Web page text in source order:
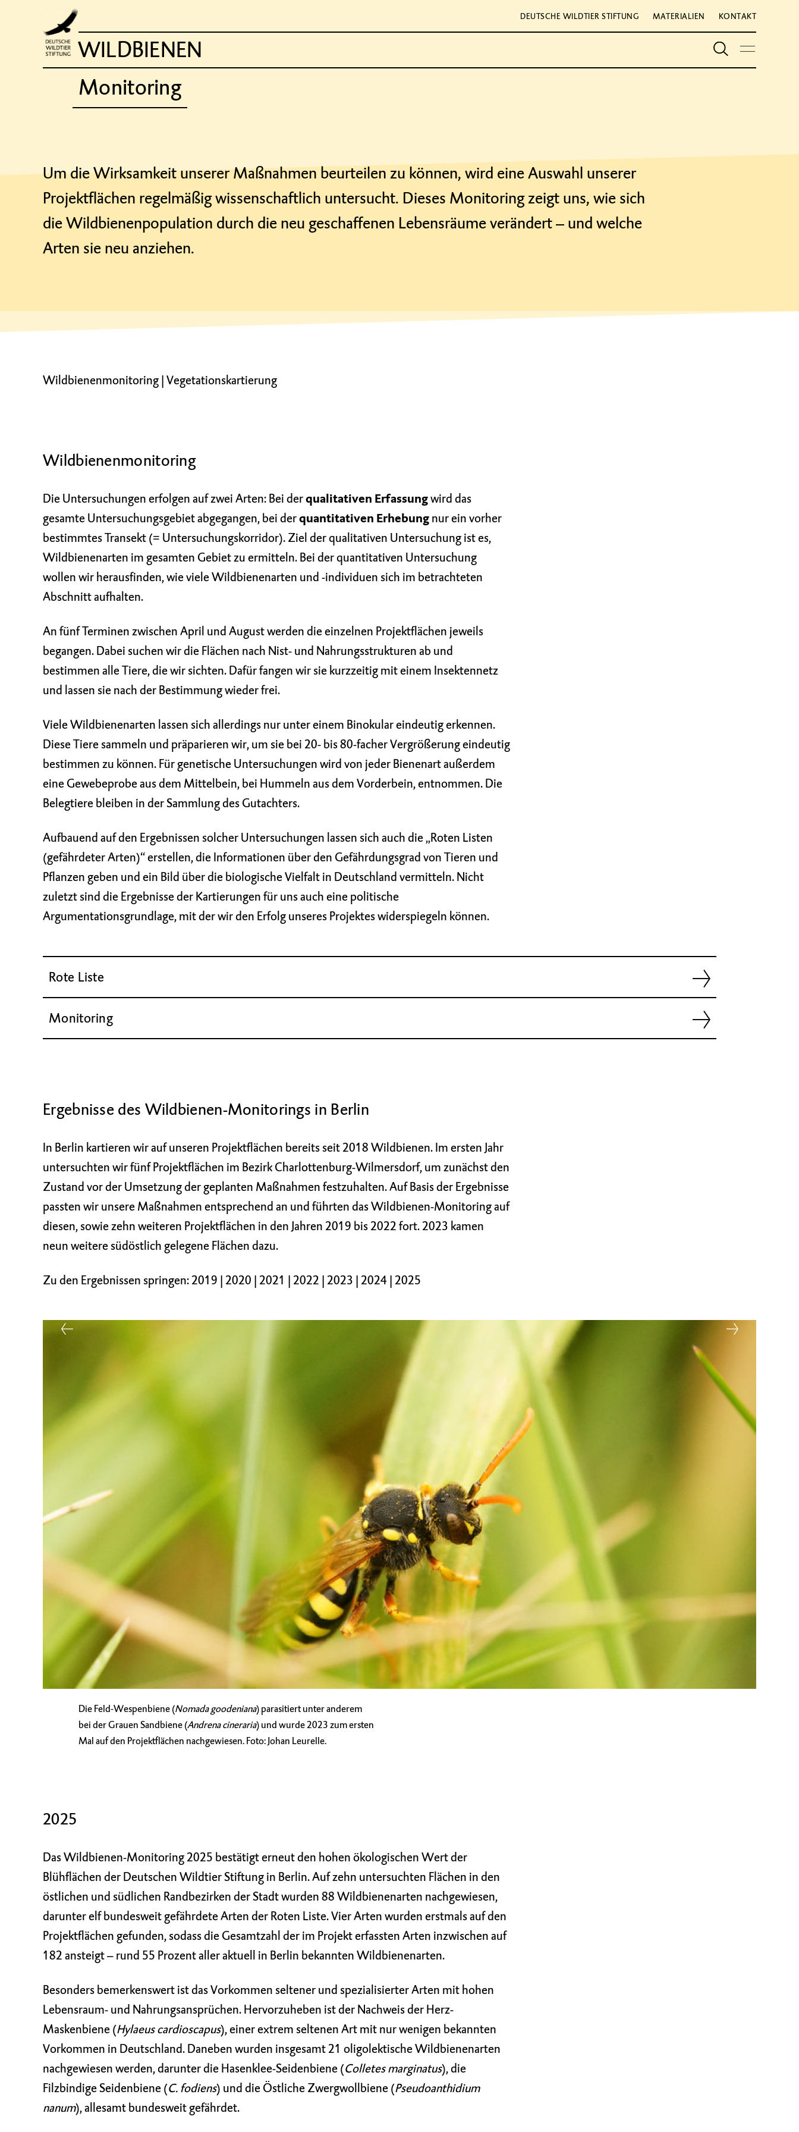
DEUTSCHE WILDTIER STIFTUNG MATERIALIEN KONTAKT
WILDBIENEN
Monitoring
Um die Wirksamkeit unserer Maßnahmen beurteilen zu können, wird eine Auswahl unserer
Projektflächen regelmäßig wissenschaftlich untersucht. Dieses Monitoring zeigt uns, wie sich
die Wildbienenpopulation durch die neu geschaffenen Lebensräume verändert – und welche
Arten sie neu anziehen.
Wildbienenmonitoring | Vegetationskartierung
Wildbienenmonitoring
Die Untersuchungen erfolgen auf zwei Arten: Bei derqualitativen Erfassungwird das
gesamte Untersuchungsgebiet abgegangen, bei derquantitativen Erhebung nur ein vorher
bestimmtes Transekt (= Untersuchungskorridor). Ziel der qualitativen Untersuchung ist es,
Wildbienenarten im gesamten Gebiet zu ermitteln. Bei der quantitativen Untersuchung
wollen wir herausfinden, wie viele Wildbienenarten und -individuen sich im betrachteten
Abschnitt aufhalten.
An fünf Terminen zwischen April und August werden die einzelnen Projektflächen jeweils
begangen. Dabei suchen wir die Flächen nach Nist- und Nahrungsstrukturen ab und
bestimmen alle Tiere, die wir sichten. Dafür fangen wir sie kurzzeitig mit einem Insektennetz
und lassen sie nach der Bestimmung wieder frei.
Viele Wildbienenarten lassen sich allerdings nur unter einem Binokular eindeutig erkennen.
Diese Tiere sammeln und präparieren wir, um sie bei 20- bis 80-facher Vergrößerung eindeutig
bestimmen zu können. Für genetische Untersuchungen wird von jeder Bienenart außerdem
eine Gewebeprobe aus dem Mittelbein, bei Hummeln aus dem Vorderbein, entnommen. Die
Belegtiere bleiben in der Sammlung des Gutachters.
Aufbauend auf den Ergebnissen solcher Untersuchungen lassen sich auch die „Roten Listen
(gefährdeter Arten)“ erstellen, die Informationen über den Gefährdungsgrad von Tieren und
Pflanzen geben und ein Bild über die biologische Vielfalt in Deutschland vermitteln. Nicht
zuletzt sind die Ergebnisse der Kartierungen für uns auch eine politische
Argumentationsgrundlage, mit der wir den Erfolg unseres Projektes widerspiegeln können.
Rote Liste
Monitoring
Ergebnisse des Wildbienen-Monitorings in Berlin
In Berlin kartieren wir auf unseren Projektflächen bereits seit 2018 Wildbienen. Im ersten Jahr
untersuchten wir fünf Projektflächen im Bezirk Charlottenburg-Wilmersdorf, um zunächst den
Zustand vor der Umsetzung der geplanten Maßnahmen festzuhalten. Auf Basis der Ergebnisse
passten wir unsere Maßnahmen entsprechend an und führten das Wildbienen-Monitoring auf
diesen, sowie zehn weiteren Projektflächen in den Jahren 2019 bis 2022 fort. 2023 kamen
neun weitere südöstlich gelegene Flächen dazu.
Zu den Ergebnissen springen: 2019 | 2020 | 2021 | 2022 | 2023 | 2024 | 2025
Die Feld-Wespenbiene (Nomada goodeniana) parasitiert unter anderem
bei der Grauen Sandbiene (Andrena cineraria) und wurde 2023 zum ersten
Mal auf den Projektflächen nachgewiesen. Foto: Johan Leurelle.
2025
Das Wildbienen-Monitoring 2025 bestätigt erneut den hohen ökologischen Wert der
Blühflächen der Deutschen Wildtier Stiftung in Berlin. Auf zehn untersuchten Flächen in den
östlichen und südlichen Randbezirken der Stadt wurden 88 Wildbienenarten nachgewiesen,
darunter elf bundesweit gefährdete Arten der Roten Liste. Vier Arten wurden erstmals auf den
Projektflächen gefunden, sodass die Gesamtzahl der im Projekt erfassten Arten inzwischen auf
182 ansteigt – rund 55 Prozent aller aktuell in Berlin bekannten Wildbienenarten.
Besonders bemerkenswert ist das Vorkommen seltener und spezialisierter Arten mit hohen
Lebensraum- und Nahrungsansprüchen. Hervorzuheben ist der Nachweis der Herz-
Maskenbiene (Hylaeus cardioscapus), einer extrem seltenen Art mit nur wenigen bekannten
Vorkommen in Deutschland. Daneben wurden insgesamt 21 oligolektische Wildbienenarten
nachgewiesen werden, darunter die Hasenklee-Seidenbiene (Colletes marginatus), die
Filzbindige Seidenbiene (C. fodiens) und die Östliche Zwergwollbiene (Pseudoanthidium
nanum), allesamt bundesweit gefährdet.